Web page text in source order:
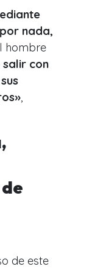
nada,
hombre
salir con
de este